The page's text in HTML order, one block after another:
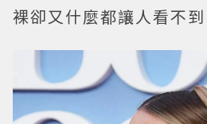
裸卻又什麼都讓人看不